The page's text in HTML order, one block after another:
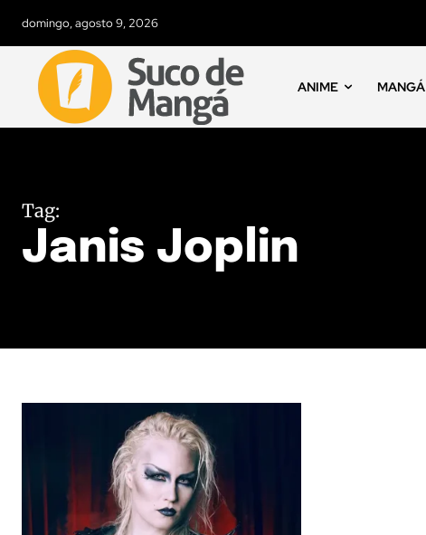
domingo, agosto 9, 2026
ANIME MANGÁ
Tag:
Janis Joplin